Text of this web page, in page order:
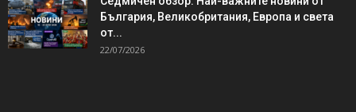
България, Великобритания, Европа и света
от...
22/07/2026